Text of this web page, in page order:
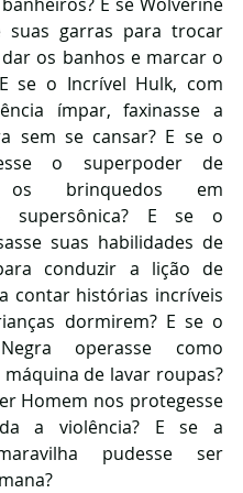
suas garras para trocar
os banhos e marcar o
se o Incrível Hulk, com
ímpar, faxinasse a
sem se cansar? E se o
o superpoder de
os brinquedos em
supersônica? E se o
suas habilidades de
conduzir a lição de
contar histórias incríveis
dormirem? E se o
operasse como
de lavar roupas?
Homem nos protegesse
a violência? E se a
pudesse ser